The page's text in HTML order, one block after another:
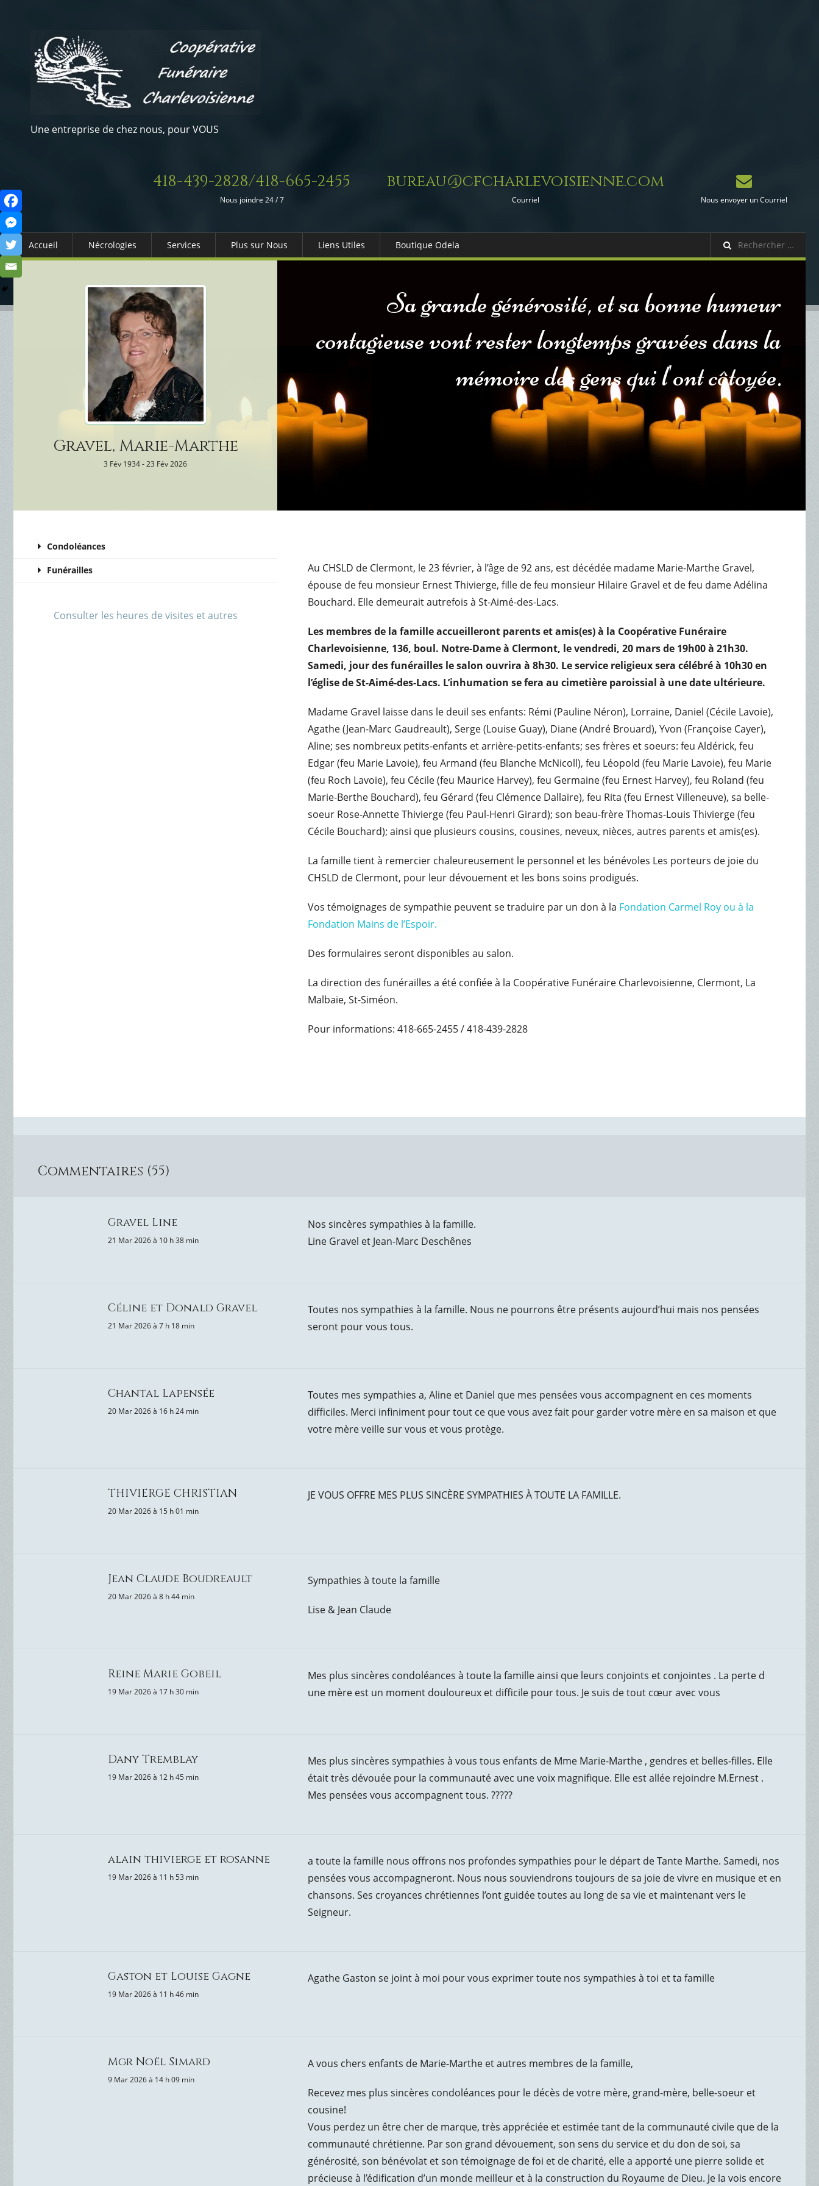
Une entreprise de chez nous, pour VOUS
418-439-2828/418-665-2455
Nous joindre 24 / 7
bureau@cfcharlevoisienne.com
Courriel Nous envoyer un Courriel
Accueil Nécrologies Services
Columbarium
Services Funéraires
Plus sur Nous Liens Utiles
Services Gouv. et Autres
Fleuristes
Boutique Odela
Gravel, Marie-Marthe
3 Fév 1934 - 23 Fév 2026
Sa grande générosité, et sa bonne humeur
contagieuse vont rester longtemps gravées dans la
mémoire des gens qui l'ont côtoyée.
Condoléances
Funérailles
Consulter les heures de visites et autres
Au CHSLD de Clermont, le 23 février, à l’âge de 92 ans, est décédée madame Marie-Marthe Gravel,
épouse de feu monsieur Ernest Thivierge, fille de feu monsieur Hilaire Gravel et de feu dame Adélina
Bouchard. Elle demeurait autrefois à St-Aimé-des-Lacs.
Les membres de la famille accueilleront parents et amis(es) à la Coopérative Funéraire
Charlevoisienne, 136, boul. Notre-Dame à Clermont, le vendredi, 20 mars de 19h00 à 21h30.
Samedi, jour des funérailles le salon ouvrira à 8h30. Le service religieux sera célébré à 10h30 en
l’église de St-Aimé-des-Lacs. L’inhumation se fera au cimetière paroissial à une date ultérieure.
Madame Gravel laisse dans le deuil ses enfants: Rémi (Pauline Néron), Lorraine, Daniel (Cécile Lavoie),
Agathe (Jean-Marc Gaudreault), Serge (Louise Guay), Diane (André Brouard), Yvon (Françoise Cayer),
Aline; ses nombreux petits-enfants et arrière-petits-enfants; ses frères et soeurs: feu Aldérick, feu
Edgar (feu Marie Lavoie), feu Armand (feu Blanche McNicoll), feu Léopold (feu Marie Lavoie), feu Marie
(feu Roch Lavoie), feu Cécile (feu Maurice Harvey), feu Germaine (feu Ernest Harvey), feu Roland (feu
Marie-Berthe Bouchard), feu Gérard (feu Clémence Dallaire), feu Rita (feu Ernest Villeneuve), sa belle-
soeur Rose-Annette Thivierge (feu Paul-Henri Girard); son beau-frère Thomas-Louis Thivierge (feu
Cécile Bouchard); ainsi que plusieurs cousins, cousines, neveux, nièces, autres parents et amis(es).
La famille tient à remercier chaleureusement le personnel et les bénévoles Les porteurs de joie du
CHSLD de Clermont, pour leur dévouement et les bons soins prodigués.
Vos témoignages de sympathie peuvent se traduire par un don à la Fondation Carmel Roy ou à la
Fondation Mains de l’Espoir.
Des formulaires seront disponibles au salon.
La direction des funérailles a été confiée à la Coopérative Funéraire Charlevoisienne, Clermont, La
Malbaie, St-Siméon.
Pour informations: 418-665-2455 / 418-439-2828
Commentaires (55)
Gravel Line
21 Mar 2026 à 10 h 38 min
Nos sincères sympathies à la famille.
Line Gravel et Jean-Marc Deschênes
Céline et Donald Gravel
21 Mar 2026 à 7 h 18 min
Toutes nos sympathies à la famille. Nous ne pourrons être présents aujourd’hui mais nos pensées
seront pour vous tous.
Chantal Lapensée
20 Mar 2026 à 16 h 24 min
Toutes mes sympathies a, Aline et Daniel que mes pensées vous accompagnent en ces moments
difficiles. Merci infiniment pour tout ce que vous avez fait pour garder votre mère en sa maison et que
votre mère veille sur vous et vous protège.
THIVIERGE CHRISTIAN
20 Mar 2026 à 15 h 01 min
JE VOUS OFFRE MES PLUS SINCÈRE SYMPATHIES À TOUTE LA FAMILLE.
Jean Claude Boudreault
20 Mar 2026 à 8 h 44 min
Sympathies à toute la famille
Lise & Jean Claude
Reine Marie Gobeil
19 Mar 2026 à 17 h 30 min
Mes plus sincères condoléances à toute la famille ainsi que leurs conjoints et conjointes . La perte d
une mère est un moment douloureux et difficile pour tous. Je suis de tout cœur avec vous
Dany Tremblay
19 Mar 2026 à 12 h 45 min
Mes plus sincères sympathies à vous tous enfants de Mme Marie-Marthe , gendres et belles-filles. Elle
était très dévouée pour la communauté avec une voix magnifique. Elle est allée rejoindre M.Ernest .
Mes pensées vous accompagnent tous. ?????
alain thivierge et rosanne
19 Mar 2026 à 11 h 53 min
a toute la famille nous offrons nos profondes sympathies pour le départ de Tante Marthe. Samedi, nos
pensées vous accompagneront. Nous nous souviendrons toujours de sa joie de vivre en musique et en
chansons. Ses croyances chrétiennes l’ont guidée toutes au long de sa vie et maintenant vers le
Seigneur.
Gaston et Louise Gagne
19 Mar 2026 à 11 h 46 min
Agathe Gaston se joint à moi pour vous exprimer toute nos sympathies à toi et ta famille
Mgr Noël Simard
9 Mar 2026 à 14 h 09 min
A vous chers enfants de Marie-Marthe et autres membres de la famille,
Recevez mes plus sincères condoléances pour le décès de votre mère, grand-mère, belle-soeur et
cousine!
Vous perdez un être cher de marque, très appréciée et estimée tant de la communauté civile que de la
communauté chrétienne. Par son grand dévouement, son sens du service et du don de soi, sa
générosité, son bénévolat et son témoignage de foi et de charité, elle a apporté une pierre solide et
précieuse à l’édification d’un monde meilleur et à la construction du Royaume de Dieu. Je la vois encore